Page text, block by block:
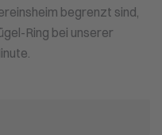
begrenzt sind,
Ring bei unserer